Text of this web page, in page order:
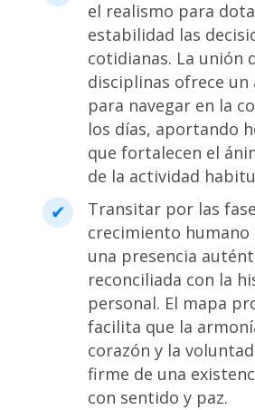
el realismo para
estabilidad las
cotidianas. La unión
disciplinas ofrece un
para navegar en la
los días, aportando
que fortalecen el
de la actividad
Transitar por las
crecimiento humano
una presencia
reconciliada con la
personal. El mapa
facilita que la
corazón y la
firme de una
con sentido y paz.